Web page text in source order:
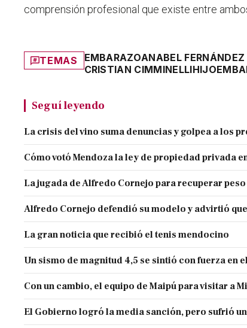
comprensión profesional que existe entre
TEMAS EMBARAZOANABEL
CRISTIAN CIMMINELLIHIJO
Seguí leyendo
La crisis del vino suma denuncias y golpea a los
Cómo votó Mendoza la ley de propiedad privada
La jugada de Alfredo Cornejo para recuperar
Alfredo Cornejo defendió su modelo y advirtió
La gran noticia que recibió el tenis mendocino
Un sismo de magnitud 4,5 se sintió con fuerza en
Con un cambio, el equipo de Maipú para visitar a
El Gobierno logró la media sanción, pero sufrió